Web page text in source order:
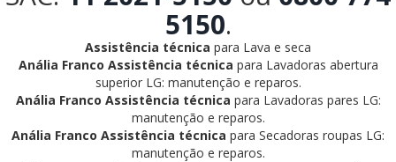
5150.
Assistência técnica para Lava e seca
Anália Franco Assistência técnica para Lavadoras abertura
superior LG: manutenção e reparos.
Anália Franco Assistência técnica para Lavadoras pares LG:
manutenção e reparos.
Anália Franco Assistência técnica para Secadoras roupas LG:
manutenção e reparos.